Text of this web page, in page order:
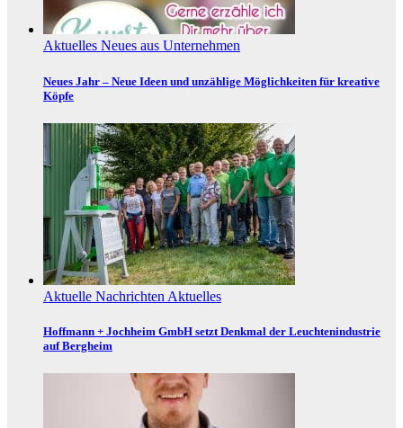
Aktuelles Neues aus Unternehmen
Neues Jahr – Neue Ideen und unzählige Möglichkeiten für kreative
Köpfe
Aktuelle Nachrichten Aktuelles
Hoffmann + Jochheim GmbH setzt Denkmal der Leuchtenindustrie
auf Bergheim